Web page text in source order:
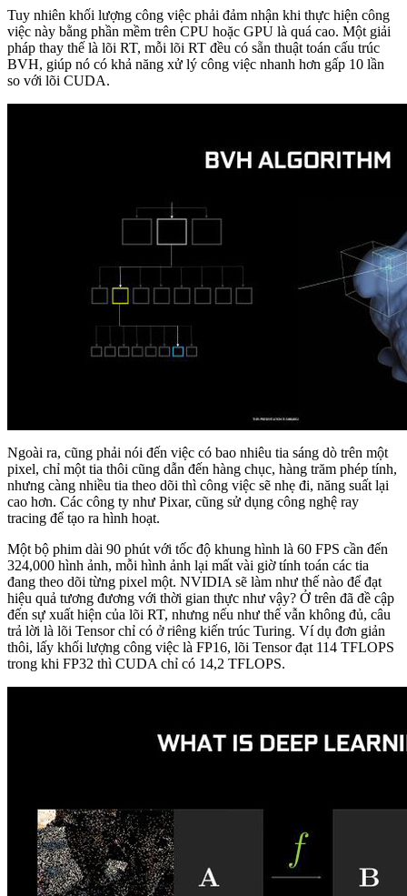
Tuy nhiên khối lượng công việc phải đảm nhận khi thực hiện công
việc này bằng phần mềm trên CPU hoặc GPU là quá cao. Một giải
pháp thay thế là lõi RT, mỗi lõi RT đều có sẵn thuật toán cấu trúc
BVH, giúp nó có khả năng xử lý công việc nhanh hơn gấp 10 lần
so với lõi CUDA.
Ngoài ra, cũng phải nói đến việc có bao nhiêu tia sáng dò trên một
pixel, chỉ một tia thôi cũng dẫn đến hàng chục, hàng trăm phép tính,
nhưng càng nhiều tia theo dõi thì công việc sẽ nhẹ đi, năng suất lại
cao hơn. Các công ty như Pixar, cũng sử dụng công nghệ ray
tracing để tạo ra hình hoạt.
Một bộ phim dài 90 phút với tốc độ khung hình là 60 FPS cần đến
324,000 hình ảnh, mỗi hình ảnh lại mất vài giờ tính toán các tia
đang theo dõi từng pixel một. NVIDIA sẽ làm như thế nào để đạt
hiệu quả tương đương với thời gian thực như vậy? Ở trên đã đề cập
đến sự xuất hiện của lõi RT, nhưng nếu như thế vẫn không đủ, câu
trả lời là lõi Tensor chỉ có ở riêng kiến trúc Turing. Ví dụ đơn giản
thôi, lấy khối lượng công việc là FP16, lõi Tensor đạt 114 TFLOPS
trong khi FP32 thì CUDA chỉ có 14,2 TFLOPS.